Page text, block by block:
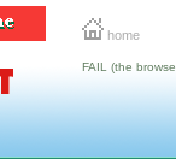
home
FAIL (the